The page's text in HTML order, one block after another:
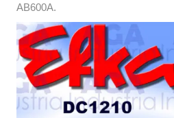
AB600A.